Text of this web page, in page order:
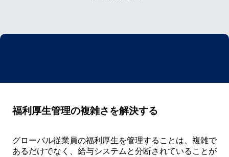
福利厚生管理の複雑さを解決する
グローバル従業員の福利厚生を管理することは、複雑で
あるだけでなく、給与システムと分断されていることが